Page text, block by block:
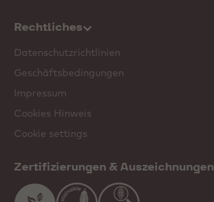
Rechtliches
Datenschutzrichtlinien
Geschäftsbedingungen
Impressum
Cookies Hinweis
Cookie settings
Zertifizierungen & Auszeichnungen